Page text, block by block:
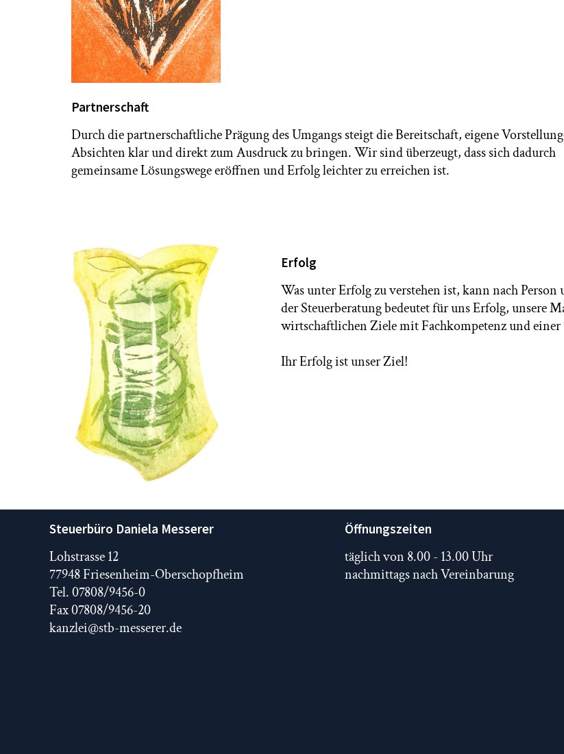
Partnerschaft
Durch die partnerschaftliche Prägung des Umgangs steigt die Bereitschaft, eigene
Absichten klar und direkt zum Ausdruck zu bringen. Wir sind überzeugt, dass sich dadurch
gemeinsame Lösungswege eröffnen und Erfolg leichter zu erreichen ist.
Erfolg
Was unter Erfolg zu verstehen ist, kann nach
der Steuerberatung bedeutet für uns Erfolg, unsere
wirtschaftlichen Ziele mit Fachkompetenz und einer
Ihr Erfolg ist unser Ziel!
Steuerbüro Daniela Messerer
Lohstrasse 12
77948 Friesenheim-Oberschopfheim
Tel. 07808/9456-0
Fax 07808/9456-20
kanzlei@stb-messerer.de
Öffnungszeiten
täglich von 8.00 - 13.00 Uhr
nachmittags nach Vereinbarung